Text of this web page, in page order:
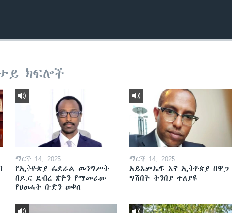
ክፍሎች
ማርች 14, 2025
የኢትዮጵያ ፌደራል መንግሥት
በዶ.ር ደብረ ጽዮን የሚመራው
የህወሓት ቡድን ወቀሰ
ማርች 14, 2025
አይኤምኤፍ እና ኢትዮጵያ በዋጋ
ግሽበት ትንበያ ተለያዩ